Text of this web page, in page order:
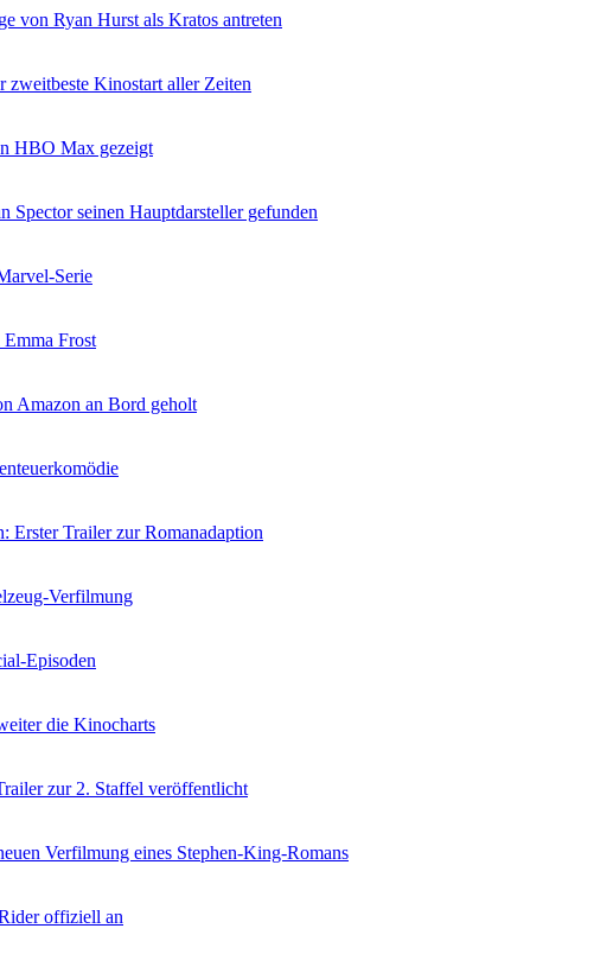
von Ryan Hurst als Kratos antreten
zweitbeste Kinostart aller Zeiten
HBO Max gezeigt
Spector seinen Hauptdarsteller gefunden
Serie
Frost
Amazon an Bord geholt
Trailer zur Romanadaption
Verfilmung
Episoden
die Kinocharts
zur 2. Staffel veröffentlicht
Verfilmung eines Stephen-King-Romans
offiziell an